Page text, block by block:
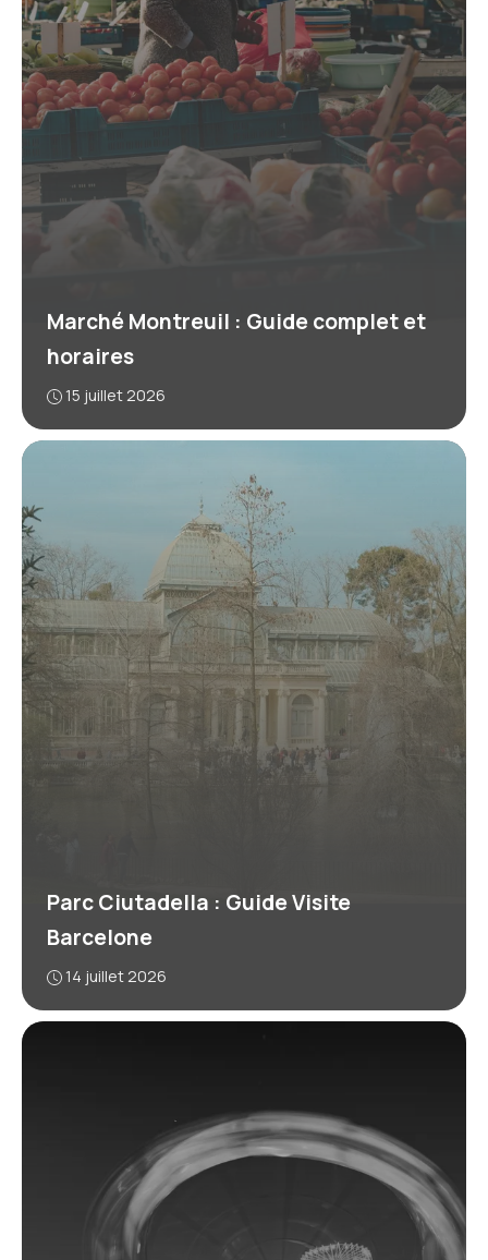
Marché Montreuil : Guide complet et
horaires
15 juillet 2026
Parc Ciutadella : Guide Visite
Barcelone
14 juillet 2026